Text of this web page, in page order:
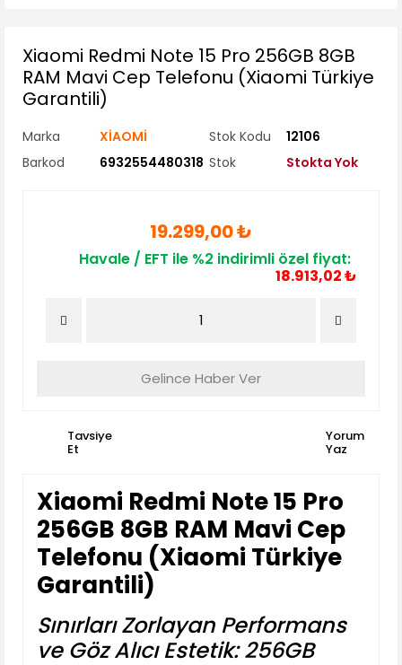
Xiaomi Redmi Note 15 Pro 256GB 8GB
RAM Mavi Cep Telefonu (Xiaomi Türkiye
Garantili)
Marka XİAOMİ Stok Kodu
12106
Barkod
6932554480318 Stok Stokta Yok
19.299,00 ₺
Havale / EFT ile %2 indirimli özel fiyat:
18.913,02 ₺
Gelince Haber Ver
Tavsiye
Et
Yorum
Yaz
Xiaomi Redmi Note 15 Pro
256GB 8GB RAM Mavi Cep
Telefonu (Xiaomi Türkiye
Garantili)
Sınırları Zorlayan Performans
ve Göz Alıcı Estetik: 256GB